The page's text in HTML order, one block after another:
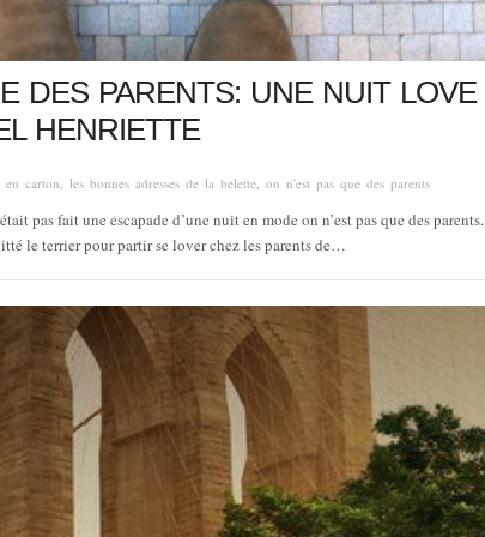
DES PARENTS: UNE NUIT LOVE
HENRIETTE
en carton, les bonnes adresses de la belette, on n'est pas que des parents
pas fait une escapade d’une nuit en mode on n’est pas que des parents.
le terrier pour partir se lover chez les parents de…